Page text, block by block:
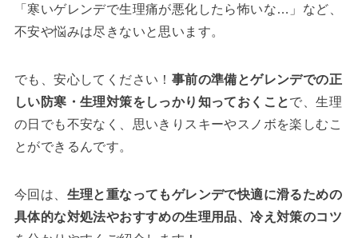
「寒いゲレンデで生理痛が悪化したら怖いな…」など、
不安や悩みは尽きないと思います。
でも、安心してください！ 事前の準備とゲレンデでの正
しい防寒・生理対策をしっかり知っておくことで、生理
の日でも不安なく、思いきりスキーやスノボを楽しむこ
とができるんです。
今回は、 生理と重なってもゲレンデで快適に滑るための
具体的な対処法やおすすめの生理用品、冷え対策のコツ